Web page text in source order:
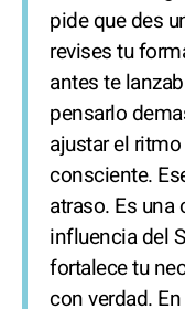
pide que des
revises tu
antes te
pensarlo
ajustar el
consciente.
atraso. Es una
influencia del
fortalece tu
con verdad.